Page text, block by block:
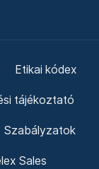
Etikai kódex
tájékoztató
Szabályzatok
Sales